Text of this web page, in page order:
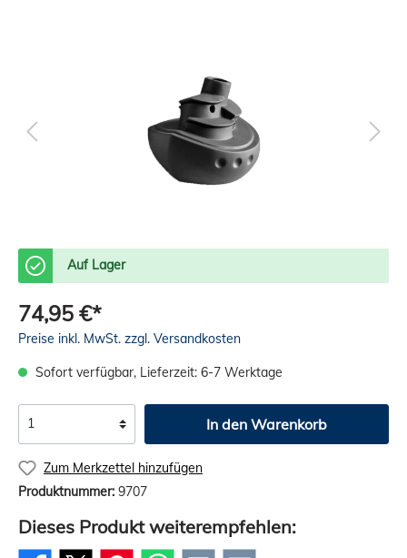
Auf Lager
74,95 €*
Preise inkl. MwSt. zzgl. Versandkosten
Sofort verfügbar, Lieferzeit: 6-7 Werktage
In den Warenkorb
Zum Merkzettel hinzufügen
Produktnummer: 9707
Dieses Produkt weiterempfehlen: